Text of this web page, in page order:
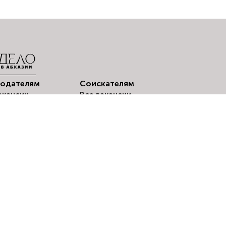
Соискателям
Все вакансии